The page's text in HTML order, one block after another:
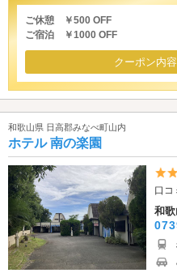
ご休憩 ￥500 OFF
ご宿泊 ￥1000 OFF
クーポン内
和歌山県 日高郡みなべ町山内
ホテル 南の楽園
口
和